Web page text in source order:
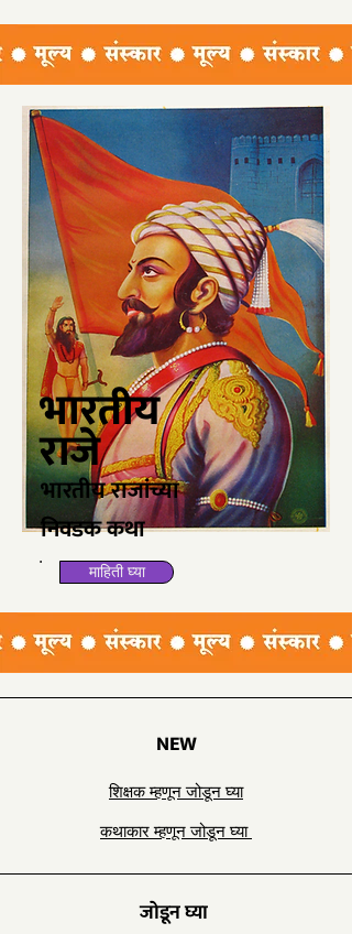
भारतीय
राजे
​भारतीय राजांच्या
निवडक कथा
माहिती घ्या
NEW
शिक्षक म्हणून जोडून घ्या
कथाकार म्हणून जोडून घ्या
​जोडून घ्या